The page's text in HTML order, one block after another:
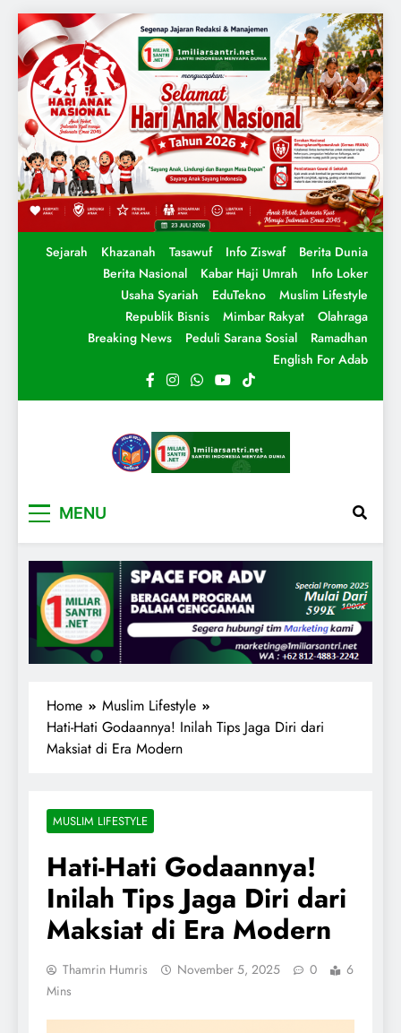
Sejarah Khazanah Tasawuf Info Ziswaf
Berita Dunia
Berita Nasional
Kabar Haji Umrah
Info Loker
Usaha Syariah
EduTekno
Muslim Lifestyle
Republik Bisnis
Mimbar Rakyat
Olahraga
Breaking News
Peduli Sarana Sosial
Ramadhan
English For Adab
MENU
Home
Muslim Lifestyle
Hati-Hati Godaannya! Inilah Tips Jaga Diri dari
Maksiat di Era Modern
MUSLIM LIFESTYLE
Hati-Hati Godaannya!
Inilah Tips Jaga Diri dari
Maksiat di Era Modern
Thamrin Humris November 5, 2025 0
6
Mins